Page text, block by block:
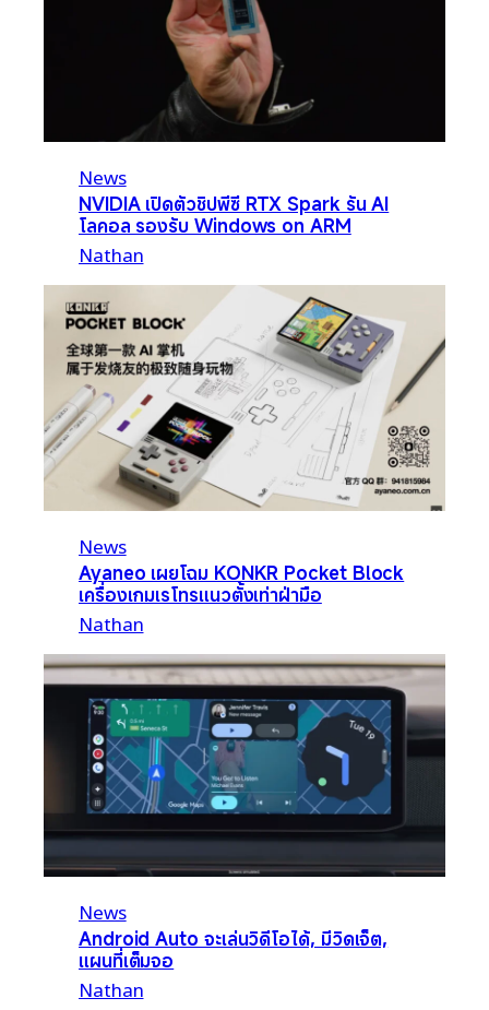
News
NVIDIA เปิดตัวชิปพีซี RTX Spark รัน AI
โลคอล รองรับ Windows on ARM
Nathan
News
Ayaneo เผยโฉม KONKR Pocket Block
เครื่องเกมเรโทรแนวตั้งเท่าฝ่ามือ
Nathan
News
Android Auto จะเล่นวิดีโอได้, มีวิดเจ็ต,
แผนที่เต็มจอ
Nathan